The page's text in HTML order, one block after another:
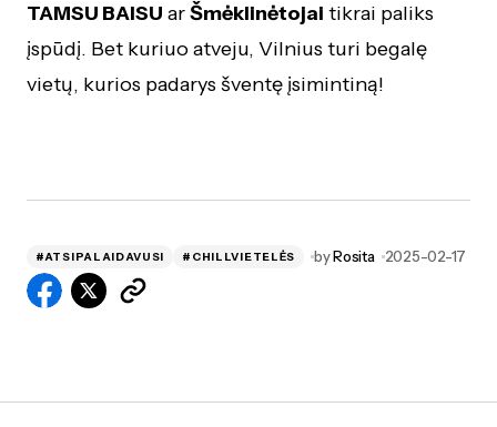
TAMSU BAISU arŠmėklinėtojai tikrai paliks
įspūdį. Bet kuriuo atveju, Vilnius turi begalę
vietų, kurios padarys šventę įsimintiną!
#ATSIPALAIDAVUSI #CHILLVIETELĖS byRosita 2025-02-17